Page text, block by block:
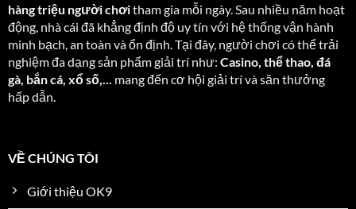
hàng triệu người chơitham gia mỗi ngày. Sau nhiều năm hoạt
động, nhà cái đã khẳng định độ uy tín với hệ thống vận hành
minh bạch, an toàn và ổn định. Tại đây, người chơi có thể trải
nghiệm đa dạng sản phẩm giải trí như: Casino, thể thao, đá
gà, bắn cá, xổ số,...
mang đến cơ hội giải trí và săn thưởng
hấp dẫn.
VỀ CHÚNG TÔI
Giới thiệu OK9